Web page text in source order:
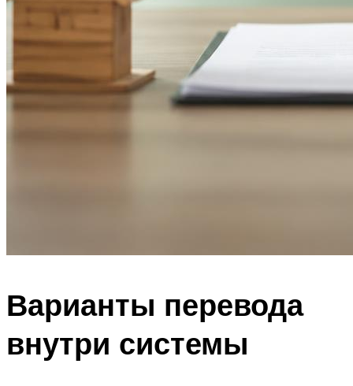
Варианты перевода
внутри системы